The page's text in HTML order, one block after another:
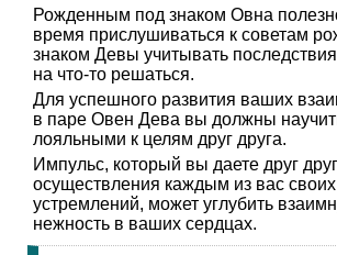
Рожденным под знаком Овна
время прислушиваться к советам
знаком Девы учитывать
на что-то решаться.
Для успешного развития ваших
в паре Овен Дева вы должны
лояльными к целям друг друга.
Импульс, который вы даете друг
осуществления каждым из вас
устремлений, может углубить
нежность в ваших сердцах.